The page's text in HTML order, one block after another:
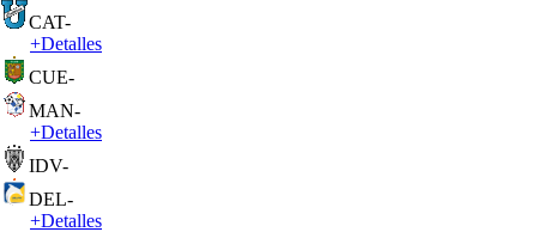
CAT-
+Detalles
CUE-
MAN-
+Detalles
IDV-
DEL-
+Detalles